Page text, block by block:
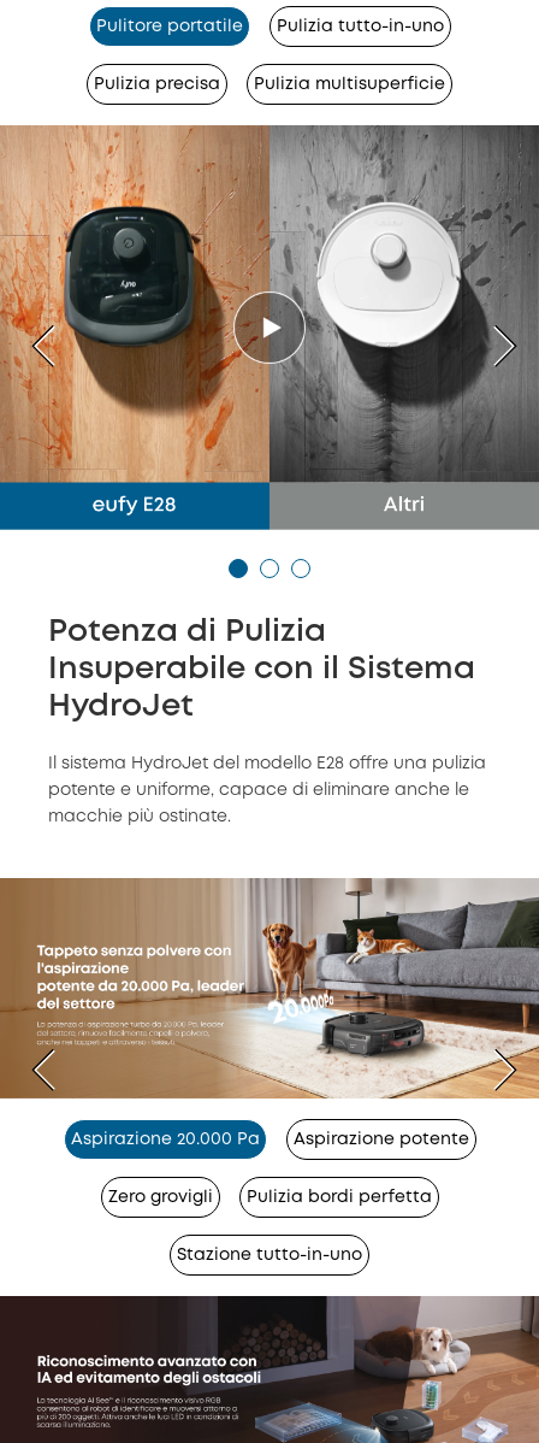
Pulitore portatile Pulizia tutto-in-uno
Pulizia precisa Pulizia multisuperficie
Potenza di Pulizia
Insuperabile con il Sistema
HydroJet
Il sistema HydroJet del modello E28 offre una pulizia
potente e uniforme, capace di eliminare anche le
macchie più ostinate.
Aspirazione 20.000 Pa Aspirazione potente
Zero grovigli Pulizia bordi perfetta
Stazione tutto-in-uno